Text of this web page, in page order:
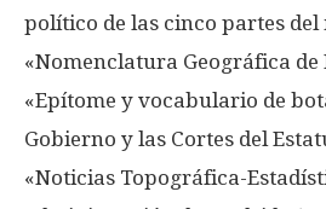
político de las cinco partes del
«Nomenclatura Geográfica de
«Epítome y vocabulario de
Gobierno y las Cortes del
«Noticias Topográfica-